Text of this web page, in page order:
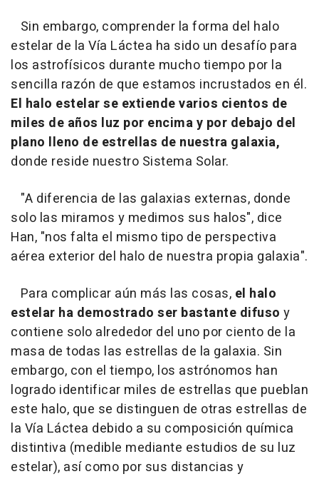
Sin embargo, comprender la forma del halo
estelar de la Vía Láctea ha sido un desafío para
los astrofísicos durante mucho tiempo por la
sencilla razón de que estamos incrustados en él.
El halo estelar se extiende varios cientos de
miles de años luz por encima y por debajo del
plano lleno de estrellas de nuestra galaxia,
donde reside nuestro Sistema Solar.
"A diferencia de las galaxias externas, donde
solo las miramos y medimos sus halos", dice
Han, "nos falta el mismo tipo de perspectiva
aérea exterior del halo de nuestra propia galaxia".
Para complicar aún más las cosas, el halo
estelar ha demostrado ser bastante difuso y
contiene solo alrededor del uno por ciento de la
masa de todas las estrellas de la galaxia. Sin
embargo, con el tiempo, los astrónomos han
logrado identificar miles de estrellas que pueblan
este halo, que se distinguen de otras estrellas de
la Vía Láctea debido a su composición química
distintiva (medible mediante estudios de su luz
estelar), así como por sus distancias y